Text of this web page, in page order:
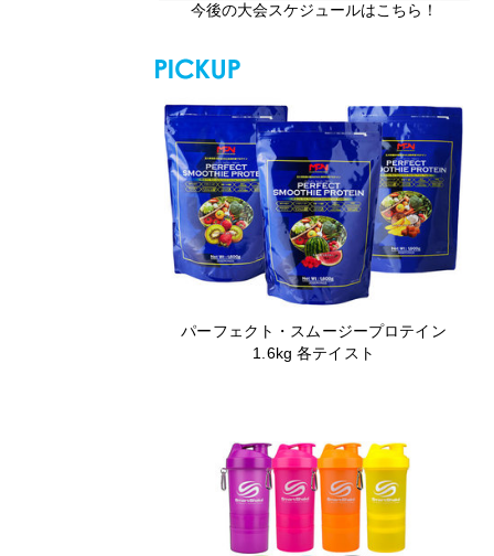
今後の大会スケジュールはこちら！
パーフェクト・スムージープロテイン
1.6kg 各テイスト